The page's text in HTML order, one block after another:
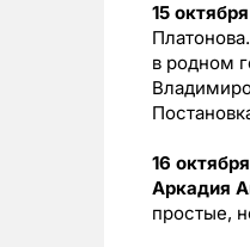
15
в родном
16
Аркадия
простые,